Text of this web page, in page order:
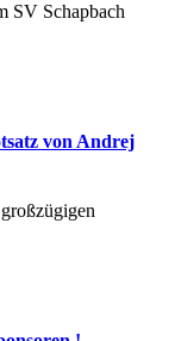
SV Schapbach
von Andrej